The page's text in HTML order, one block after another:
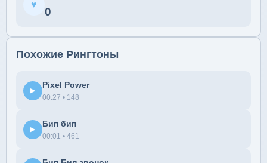
♥
0
Похожие Рингтоны
▶
Pixel Power
00:27 • 148
▶
Бип бип
00:01 • 461